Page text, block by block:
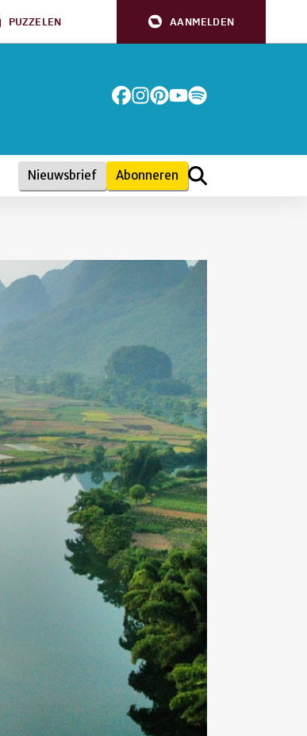
PUZZELEN AANMELDEN
Nieuwsbrief Abonneren